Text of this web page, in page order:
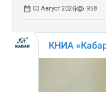
03 Август 2026 958